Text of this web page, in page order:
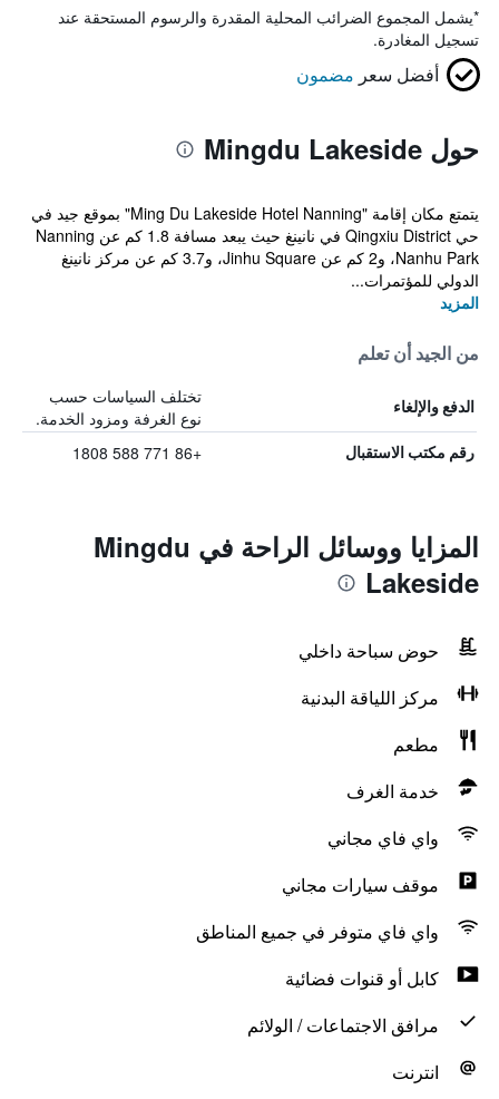
*يشمل المجموع الضرائب المحلية المقدرة والرسوم المستحقة عند
تسجيل المغادرة.
أفضل سعر مضمون
حول Mingdu Lakeside
يتمتع مكان إقامة "Ming Du Lakeside Hotel Nanning" بموقع جيد في
حي Qingxiu District في نانينغ حيث يبعد مسافة 1.8 كم عن Nanning
Nanhu Park، و2 كم عن Jinhu Square، و3.7 كم عن مركز نانينغ
الدولي للمؤتمرات...
المزيد
من الجيد أن تعلم
الدفع والإلغاء
تختلف السياسات حسب
نوع الغرفة ومزود الخدمة.
رقم مكتب الاستقبال +86 771 588 1808
المزايا ووسائل الراحة في Mingdu
Lakeside
حوض سباحة داخلي
مركز اللياقة البدنية
مطعم
خدمة الغرف
واي فاي مجاني
موقف سيارات مجاني
واي فاي متوفر في جميع المناطق
كابل أو قنوات فضائية
مرافق الاجتماعات / الولائم
انترنت